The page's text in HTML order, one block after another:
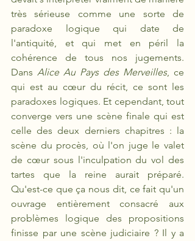
très sérieuse comme une sorte de
paradoxe logique qui date de
l'antiquité, et qui met en péril la
cohérence de tous nos jugements.
Dans Alice Au Pays des Merveilles, ce
qui est au cœur du récit, ce sont les
paradoxes logiques. Et cependant, tout
converge vers une scène finale qui est
celle des deux derniers chapitres : la
scène du procès, où l'on juge le valet
de cœur sous l'inculpation du vol des
tartes que la reine aurait préparé.
Qu'est-ce que ça nous dit, ce fait qu'un
ouvrage entièrement consacré aux
problèmes logique des propositions
finisse par une scène judiciaire ? Il y a